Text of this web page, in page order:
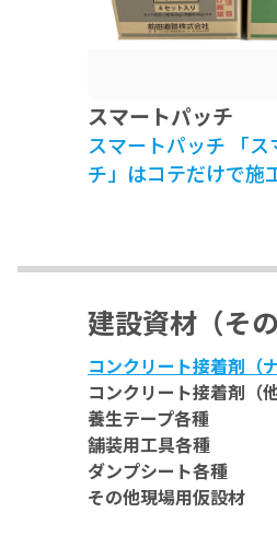
スマートパッチ
スマートパッチ 「ス
チ」はコテだけで施
建設資材（その
コンクリート接着剤（
コンクリート接着剤（
養生テープ各種
舗装用工具各種
ダンプシート各種
その他現場用仮設材